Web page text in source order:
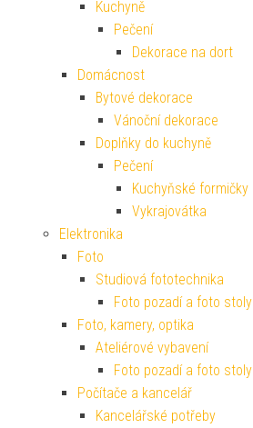
Kuchyně
Pečení
Dekorace na dort
Domácnost
Bytové dekorace
Vánoční dekorace
Doplňky do kuchyně
Pečení
Kuchyňské formičky
Vykrajovátka
Elektronika
Foto
Studiová fototechnika
Foto pozadí a foto stoly
Foto, kamery, optika
Ateliérové vybavení
Foto pozadí a foto stoly
Počítače a kancelář
Kancelářské potřeby